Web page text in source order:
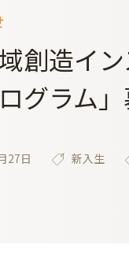
域創造イ
グラム
27日 新入生